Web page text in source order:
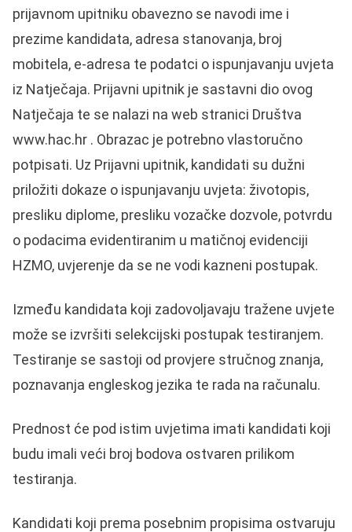
prijavnom upitniku obavezno se navodi ime i
prezime kandidata, adresa stanovanja, broj
mobitela, e-adresa te podatci o ispunjavanju uvjeta
iz Natječaja. Prijavni upitnik je sastavni dio ovog
Natječaja te se nalazi na web stranici Društva
www.hac.hr . Obrazac je potrebno vlastoručno
potpisati. Uz Prijavni upitnik, kandidati su dužni
priložiti dokaze o ispunjavanju uvjeta: životopis,
presliku diplome, presliku vozačke dozvole, potvrdu
o podacima evidentiranim u matičnoj evidenciji
HZMO, uvjerenje da se ne vodi kazneni postupak.
Između kandidata koji zadovoljavaju tražene uvjete
može se izvršiti selekcijski postupak testiranjem.
Testiranje se sastoji od provjere stručnog znanja,
poznavanja engleskog jezika te rada na računalu.
Prednost će pod istim uvjetima imati kandidati koji
budu imali veći broj bodova ostvaren prilikom
testiranja.
Kandidati koji prema posebnim propisima ostvaruju